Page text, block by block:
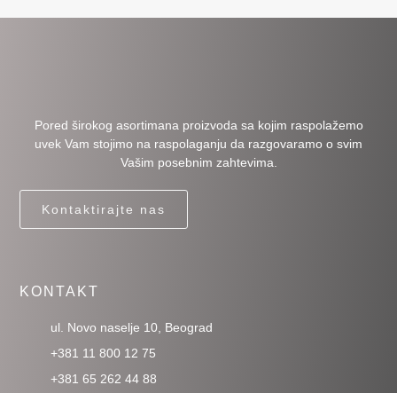
Pored širokog asortimana proizvoda sa kojim raspolažemo
uvek Vam stojimo na raspolaganju da razgovaramo o svim
Vašim posebnim zahtevima.
Kontaktirajte nas
KONTAKT
ul. Novo naselje 10, Beograd
+381 11 800 12 75
+381 65 262 44 88